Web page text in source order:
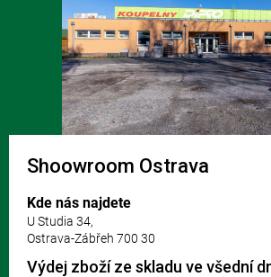
Shoowroom Ostrava
Kde nás najdete
U Studia 34,
Ostrava-Zábřeh 700 30
Výdej zboží ze skladu ve všední